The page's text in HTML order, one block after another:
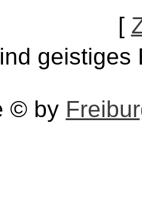
[
© by